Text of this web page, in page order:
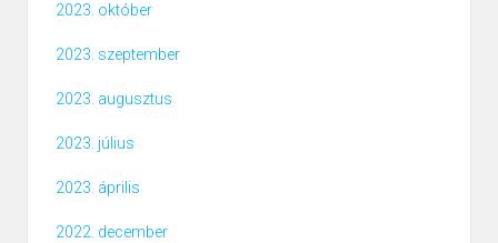
2023. október
2023. szeptember
2023. augusztus
2023. július
2023. április
2022. december